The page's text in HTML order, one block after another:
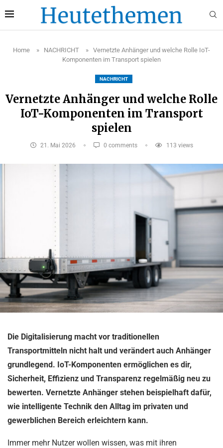
Home » NACHRICHT » Vernetzte Anhänger und welche Rolle IoT-
Komponenten im Transport spielen
NACHRICHT
Vernetzte Anhänger und welche Rolle
IoT-Komponenten im Transport
spielen
21. Mai 2026 0 comments 113 views
Die Digitalisierung macht vor traditionellen
Transportmitteln nicht halt und verändert auch Anhänger
grundlegend. IoT-Komponenten ermöglichen es dir,
Sicherheit, Effizienz und Transparenz regelmäßig neu zu
bewerten. Vernetzte Anhänger stehen beispielhaft dafür,
wie intelligente Technik den Alltag im privaten und
gewerblichen Bereich erleichtern kann.
Immer mehr Nutzer wollen wissen, was mit ihren